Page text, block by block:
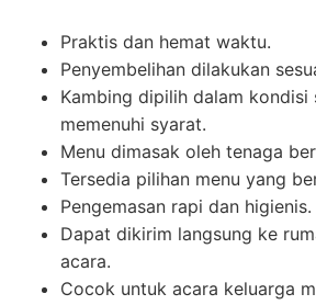
Praktis dan hemat waktu.
Penyembelihan dilakukan
Kambing dipilih dalam kondisi
memenuhi syarat.
Menu dimasak oleh tenaga
Tersedia pilihan menu yang
Pengemasan rapi dan higienis.
Dapat dikirim langsung ke
acara.
Cocok untuk acara keluarga